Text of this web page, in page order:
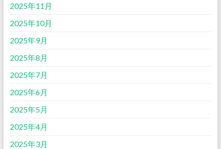
2025年11月
2025年10月
2025年9月
2025年8月
2025年7月
2025年6月
2025年5月
2025年4月
2025年3月